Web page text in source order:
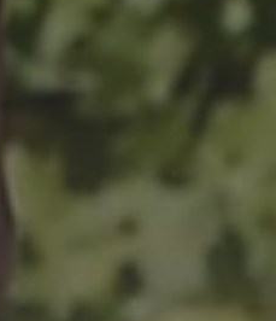
Abogados
El abogado Javier